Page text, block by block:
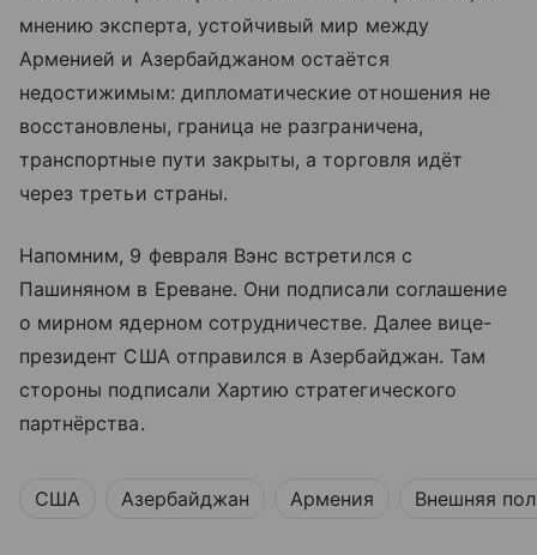
мнению эксперта, устойчивый мир между
Арменией и Азербайджаном остаётся
недостижимым: дипломатические отношения не
восстановлены, граница не разграничена,
транспортные пути закрыты, а торговля идёт
через третьи страны.
Напомним, 9 февраля Вэнс встретился с
Пашиняном в Ереване. Они подписали соглашение
о мирном ядерном сотрудничестве. Далее вице-
президент США отправился в Азербайджан. Там
стороны подписали Хартию стратегического
партнёрства.
США Азербайджан Армения Внешняя